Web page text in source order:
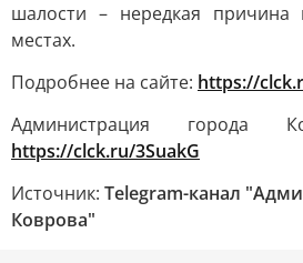
шалости – нередкая причина
местах.
Подробнее на сайте: https://
Администрация
https://clck.ru/3SuakG
Источник: Telegram-канал
Коврова"